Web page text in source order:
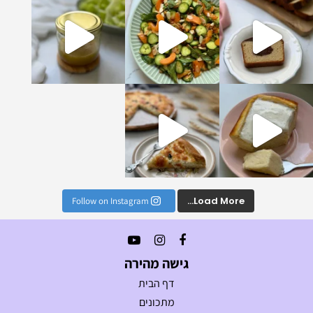
הכי טעימים וקלים
Load More...
Follow on Instagram
גישה מהירה
דף הבית
מתכונים